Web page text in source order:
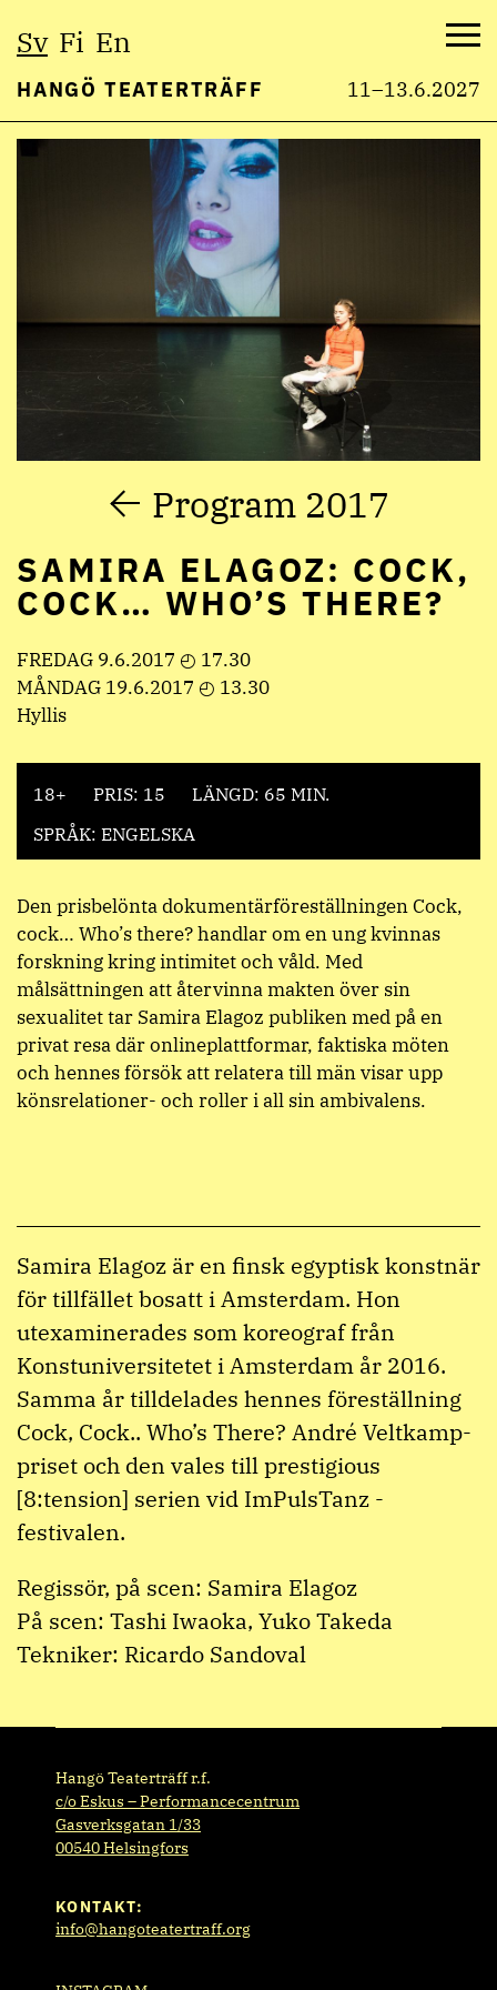
Hoppa
Sv Fi En
HANGÖ TEATERTRÄFF 11–13.6.2027
Program 2017
SAMIRA ELAGOZ: COCK,
COCK… WHO’S THERE?
FREDAG 9.6.2017 ◴ 17.30
MÅNDAG 19.6.2017 ◴ 13.30
Hyllis
18+ PRIS: 15
LÄNGD: 65 MIN.
SPRÅK: ENGELSKA
Den prisbelönta dokumentärföreställningen Cock,
cock… Who’s there? handlar om en ung kvinnas
forskning kring intimitet och våld. Med
målsättningen att återvinna makten över sin
sexualitet tar Samira Elagoz publiken med på en
privat resa där onlineplattformar, faktiska möten
och hennes försök att relatera till män visar upp
könsrelationer- och roller i all sin ambivalens.
Samira Elagoz är en finsk egyptisk konstnär
för tillfället bosatt i Amsterdam. Hon
utexaminerades som koreograf från
Konstuniversitetet i Amsterdam år 2016.
Samma år tilldelades hennes föreställning
Cock, Cock.. Who’s There? André Veltkamp-
priset och den vales till prestigious
[8:tension] serien vid ImPulsTanz -
festivalen.
Regissör, på scen: Samira Elagoz
På scen: Tashi Iwaoka, Yuko Takeda
Tekniker: Ricardo Sandoval
Hangö Teaterträff r.f.
c/o Eskus – Performancecentrum
Gasverksgatan 1/33
00540 Helsingfors
KONTAKT:
info@hangoteatertraff.org